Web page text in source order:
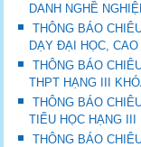
DANH NGHỀ
THÔNG BÁO
DẠY ĐẠI HỌC,
THÔNG BÁO
THPT HẠNG III
THÔNG BÁO
TIỂU HỌC HẠNG III
THÔNG BÁO